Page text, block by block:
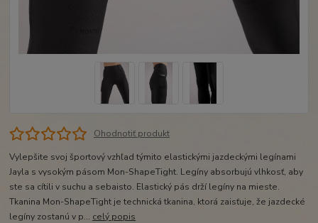
Ohodnotiť produkt
Vylepšite svoj športový vzhľad týmito elastickými jazdeckými legínami
Jayla s vysokým pásom Mon-ShapeTight. Legíny absorbujú vlhkosť, aby
ste sa cítili v suchu a sebaisto. Elastický pás drží legíny na mieste.
Tkanina Mon-ShapeTight je technická tkanina, ktorá zaisťuje, že jazdecké
legíny zostanú v p... celý popis